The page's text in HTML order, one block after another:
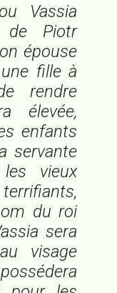
Vassia
de Piotr
épouse
fille à
rendre
élevée,
enfants
servante
vieux
du roi
sera
visage